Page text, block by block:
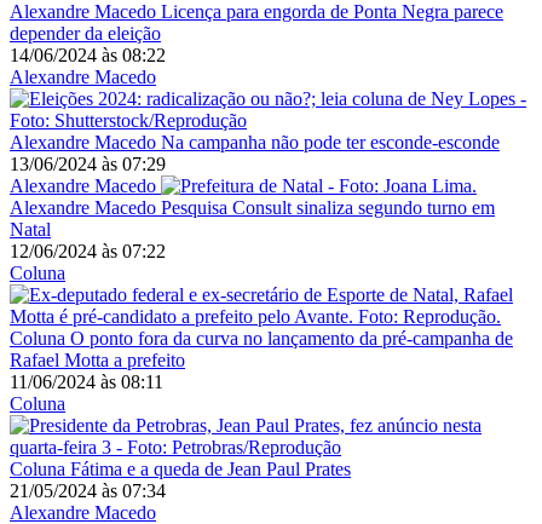
Alexandre Macedo Licença para engorda de Ponta Negra parece
depender da eleição
14/06/2024 às 08:22
Alexandre Macedo
Alexandre Macedo Na campanha não pode ter esconde-esconde
13/06/2024 às 07:29
Alexandre Macedo
Alexandre Macedo Pesquisa Consult sinaliza segundo turno em
Natal
12/06/2024 às 07:22
Coluna
Coluna O ponto fora da curva no lançamento da pré-campanha de
Rafael Motta a prefeito
11/06/2024 às 08:11
Coluna
Coluna Fátima e a queda de Jean Paul Prates
21/05/2024 às 07:34
Alexandre Macedo